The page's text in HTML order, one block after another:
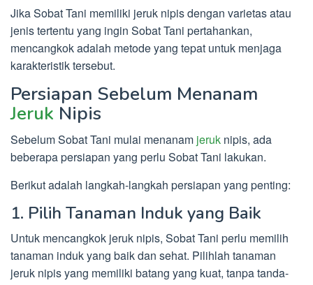
Jika Sobat Tani memiliki jeruk nipis dengan varietas atau
jenis tertentu yang ingin Sobat Tani pertahankan,
mencangkok adalah metode yang tepat untuk menjaga
karakteristik tersebut.
Persiapan Sebelum Menanam
Jeruk Nipis
Sebelum Sobat Tani mulai menanam jeruk nipis, ada
beberapa persiapan yang perlu Sobat Tani lakukan.
Berikut adalah langkah-langkah persiapan yang penting:
1. Pilih Tanaman Induk yang Baik
Untuk mencangkok jeruk nipis, Sobat Tani perlu memilih
tanaman induk yang baik dan sehat. Pilihlah tanaman
jeruk nipis yang memiliki batang yang kuat, tanpa tanda-